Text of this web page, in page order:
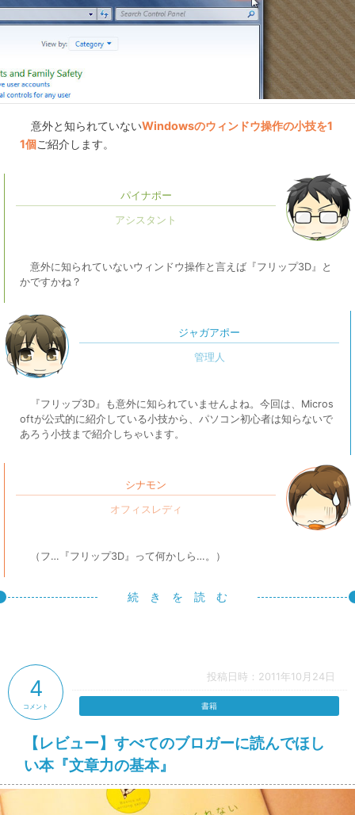
意外と知られていないWindowsのウィンドウ操作の小技を1
1個ご紹介します。
パイナポー
意外に知られていないウィンドウ操作と言えば『フリップ3D』と
かですかね？
ジャガアポー
『フリップ3D』も意外に知られていませんよね。今回は、Micros
oftが公式的に紹介している小技から、パソコン初心者は知らないで
あろう小技まで紹介しちゃいます。
シナモン
（フ…『フリップ3D』って何かしら…。）
続 き を 読 む
投稿日時：2011年10月24日
【レビュー】すべてのブロガーに読んでほし
い本『文章力の基本』
4
コメント 書籍